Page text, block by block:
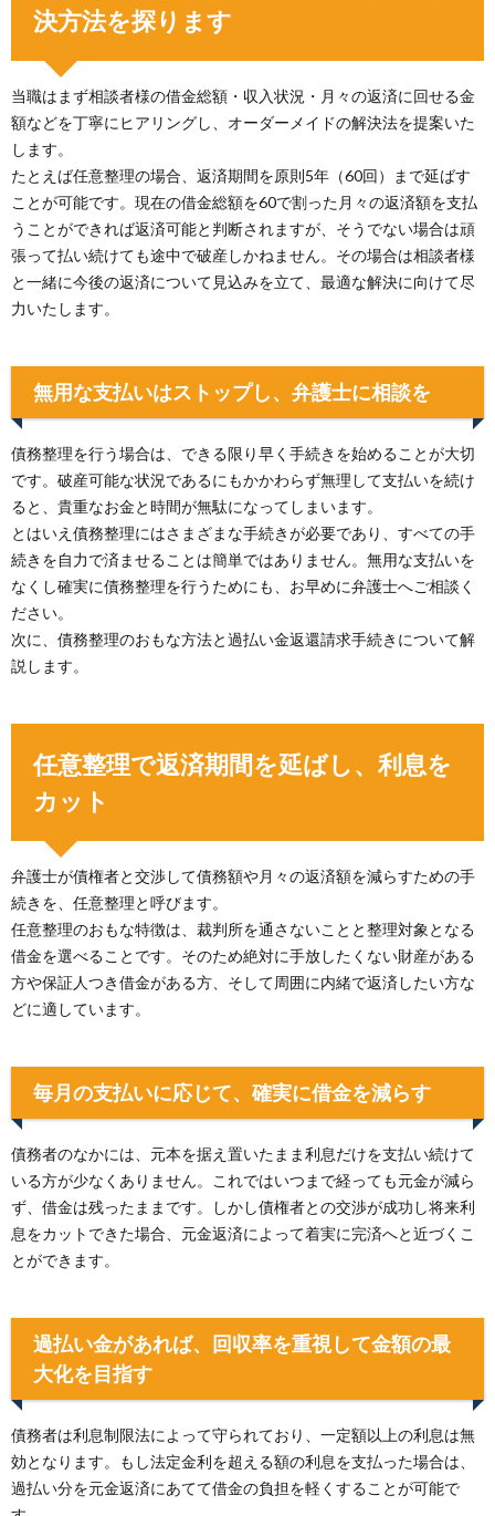
決方法を探ります
当職はまず相談者様の借金総額・収入状況・月々の返済に回せる金
額などを丁寧にヒアリングし、オーダーメイドの解決法を提案いた
します。
たとえば任意整理の場合、返済期間を原則5年（60回）まで延ばす
ことが可能です。現在の借金総額を60で割った月々の返済額を支払
うことができれば返済可能と判断されますが、そうでない場合は頑
張って払い続けても途中で破産しかねません。その場合は相談者様
と一緒に今後の返済について見込みを立て、最適な解決に向けて尽
力いたします。
無用な支払いはストップし、弁護士に相談を
債務整理を行う場合は、できる限り早く手続きを始めることが大切
です。破産可能な状況であるにもかかわらず無理して支払いを続け
ると、貴重なお金と時間が無駄になってしまいます。
とはいえ債務整理にはさまざまな手続きが必要であり、すべての手
続きを自力で済ませることは簡単ではありません。無用な支払いを
なくし確実に債務整理を行うためにも、お早めに弁護士へご相談く
ださい。
次に、債務整理のおもな方法と過払い金返還請求手続きについて解
説します。
任意整理で返済期間を延ばし、利息を
カット
弁護士が債権者と交渉して債務額や月々の返済額を減らすための手
続きを、任意整理と呼びます。
任意整理のおもな特徴は、裁判所を通さないことと整理対象となる
借金を選べることです。そのため絶対に手放したくない財産がある
方や保証人つき借金がある方、そして周囲に内緒で返済したい方な
どに適しています。
毎月の支払いに応じて、確実に借金を減らす
債務者のなかには、元本を据え置いたまま利息だけを支払い続けて
いる方が少なくありません。これではいつまで経っても元金が減ら
ず、借金は残ったままです。しかし債権者との交渉が成功し将来利
息をカットできた場合、元金返済によって着実に完済へと近づくこ
とができます。
過払い金があれば、回収率を重視して金額の最
大化を目指す
債務者は利息制限法によって守られており、一定額以上の利息は無
効となります。もし法定金利を超える額の利息を支払った場合は、
過払い分を元金返済にあてて借金の負担を軽くすることが可能で